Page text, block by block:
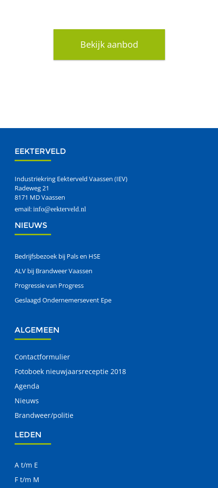
Bekijk aanbod
EEKTERVELD
Industriekring Eekterveld Vaassen (IEV)
Radeweg 21
8171 MD Vaassen
email: info@eekterveld.nl
NIEUWS
Bedrijfsbezoek bij Pals en HSE
ALV bij Brandweer Vaassen
Progressie van Progress
Geslaagd Ondernemersevent Epe
ALGEMEEN
Contactformulier
Fotoboek nieuwjaarsreceptie 2018
Agenda
Nieuws
Brandweer/politie
LEDEN
A t/m E
F t/m M